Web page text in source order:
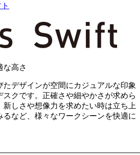
な高さ
デザインが空間にカジュアルな印象
スクです。正確さや細やかさが求めら
しさや想像力を求めたい時は立ち上
るなど、様々なワークシーンを快適に